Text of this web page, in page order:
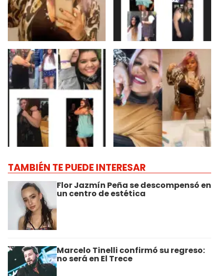
TAMBIÉN TE PUEDE INTERESAR
Flor Jazmín Peña se descompensó en
un centro de estética
Marcelo Tinelli confirmó su regreso:
no será en El Trece